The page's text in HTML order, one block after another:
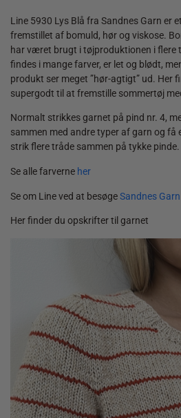
Line 5930 Lys Blå fra Sandnes Garn er
fremstillet af bomuld, hør og viskose.
har været brugt i tøjproduktionen i flere
findes i mange farver, er let og blødt,
produkt ser meget ”hør-agtigt” ud. Her
supergodt til at fremstille sommertøj
Normalt strikkes garnet på pind nr. 4,
sammen med andre typer af garn og få
strik flere tråde sammen på tykke pinde.
Se alle farverne her
Se om Line ved at besøgeSandnes Garn
Her finder du opskrifter til garnet